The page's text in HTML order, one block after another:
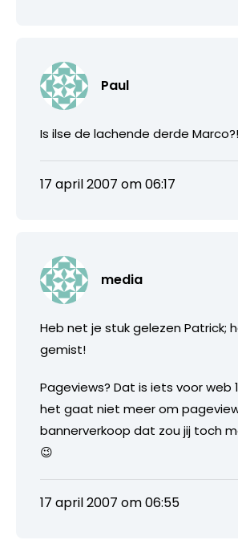
Paul
Is ilse de lachende derde
17 april 2007 om 06:17
media
Heb net je stuk gelezen Patrick;
gemist!
Pageviews? Dat is iets voor web
het gaat niet meer om
bannerverkoop dat zou jij toch
😉
17 april 2007 om 06:55